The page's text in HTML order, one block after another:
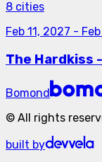
8 cities
Feb 11, 2027 -
The Hardkiss
Bomond
© All rights
built by